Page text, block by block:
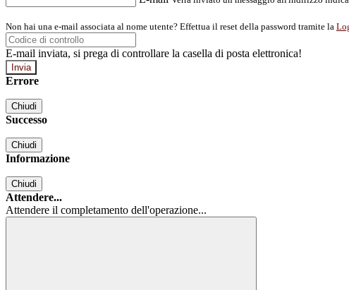
Non hai una e-mail associata al nome utente? Effettua il reset della password tramite la
E-mail inviata, si prega di controllare la casella di posta elettronica!
Errore
Chiudi
Successo
Chiudi
Informazione
Chiudi
Attendere...
Attendere il completamento dell'operazione...